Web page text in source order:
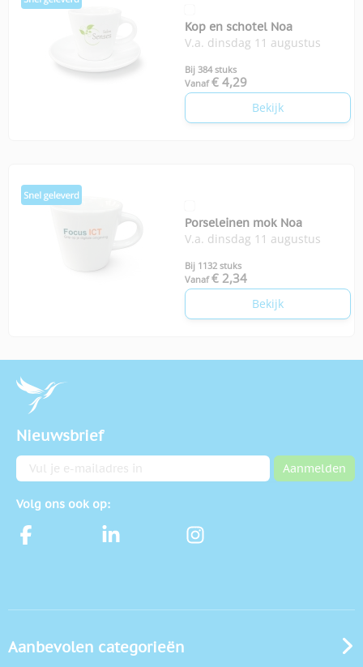
Kop en schotel Noa
V.a. dinsdag 11 augustus
Bij 384 stuks
Vanaf € 4,29
Bekijk
Porseleinen mok Noa
V.a. dinsdag 11 augustus
Bij 1132 stuks
Vanaf € 2,34
Bekijk
Nieuwsbrief
E-mailadres Aanmelden
Volg ons ook op:
Aanbevolen categorieën